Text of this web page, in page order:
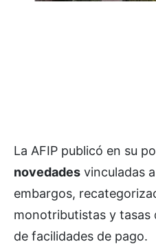
La AFIP publicó en su
novedades vinculadas
embargos,
monotributistas y tasas
de facilidades de pago.